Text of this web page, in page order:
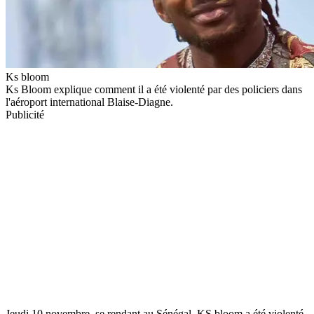
Ks bloom
Ks Bloom explique comment il a été violenté par des policiers dans
l'aéroport international Blaise-Diagne.
Publicité